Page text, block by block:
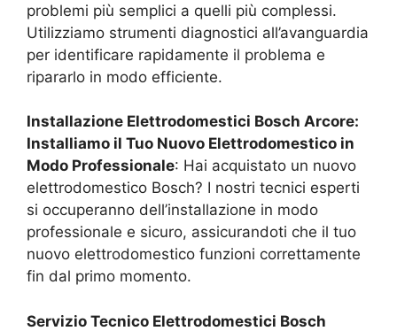
problemi più semplici a quelli più complessi.
Utilizziamo strumenti diagnostici all’avanguardia
per identificare rapidamente il problema e
ripararlo in modo efficiente.
Installazione Elettrodomestici Bosch Arcore:
Installiamo il Tuo Nuovo Elettrodomestico in
Modo Professionale: Hai acquistato un nuovo
elettrodomestico Bosch? I nostri tecnici esperti
si occuperanno dell’installazione in modo
professionale e sicuro, assicurandoti che il tuo
nuovo elettrodomestico funzioni correttamente
fin dal primo momento.
Servizio Tecnico Elettrodomestici Bosch